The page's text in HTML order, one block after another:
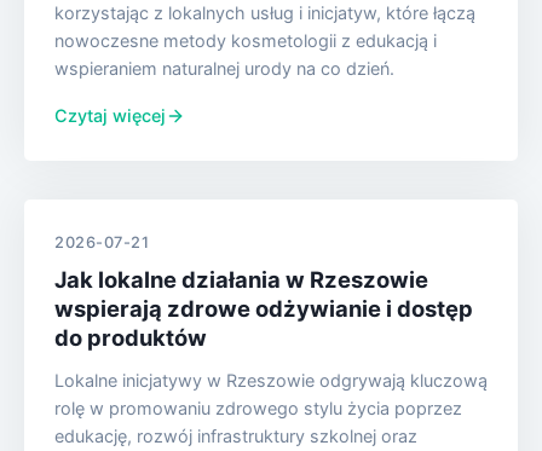
korzystając z lokalnych usług i inicjatyw, które łączą
nowoczesne metody kosmetologii z edukacją i
wspieraniem naturalnej urody na co dzień.
Czytaj więcej
2026-07-21
Jak lokalne działania w Rzeszowie
wspierają zdrowe odżywianie i dostęp
do produktów
Lokalne inicjatywy w Rzeszowie odgrywają kluczową
rolę w promowaniu zdrowego stylu życia poprzez
edukację, rozwój infrastruktury szkolnej oraz